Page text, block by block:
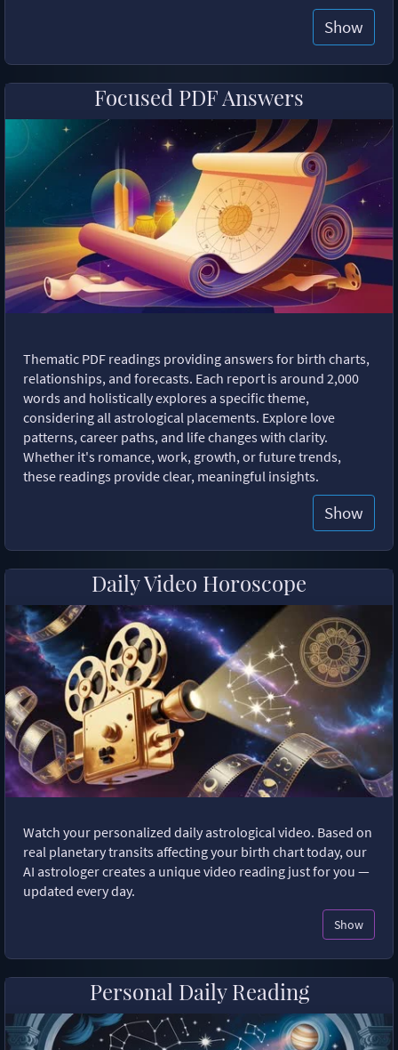
Show
Focused PDF Answers
Thematic PDF readings providing answers for birth charts,
relationships, and forecasts. Each report is around 2,000
words and holistically explores a specific theme,
considering all astrological placements. Explore love
patterns, career paths, and life changes with clarity.
Whether it's romance, work, growth, or future trends,
these readings provide clear, meaningful insights.
Show
Daily Video Horoscope
Watch your personalized daily astrological video. Based on
real planetary transits affecting your birth chart today, our
AI astrologer creates a unique video reading just for you —
updated every day.
Show
Personal Daily Reading